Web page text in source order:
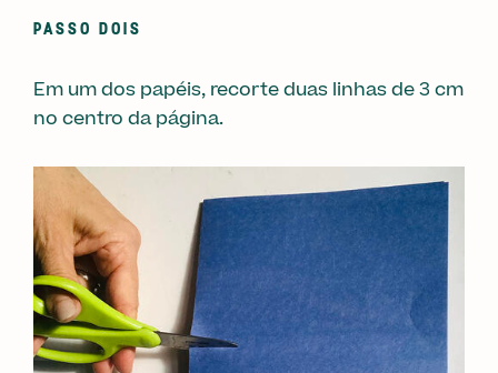
PASSO DOIS
Em um dos papéis, recorte duas linhas de 3 cm
no centro da página.